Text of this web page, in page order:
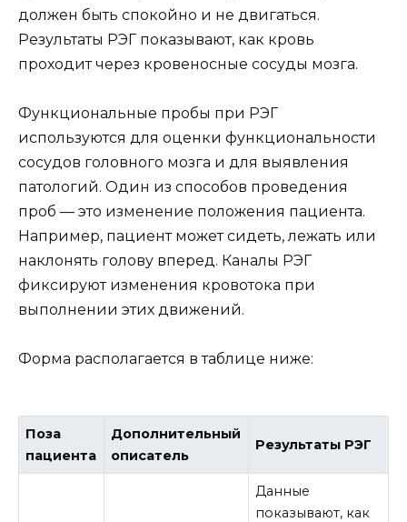
должен быть спокойно и не двигаться.
Результаты РЭГ показывают, как кровь
проходит через кровеносные сосуды мозга.
Функциональные пробы при РЭГ
используются для оценки функциональности
сосудов головного мозга и для выявления
патологий. Один из способов проведения
проб — это изменение положения пациента.
Например, пациент может сидеть, лежать или
наклонять голову вперед. Каналы РЭГ
фиксируют изменения кровотока при
выполнении этих движений.
Форма располагается в таблице ниже:
Поза
пациента
Дополнительный
описатель
Результаты РЭГ
Данные
показывают, как